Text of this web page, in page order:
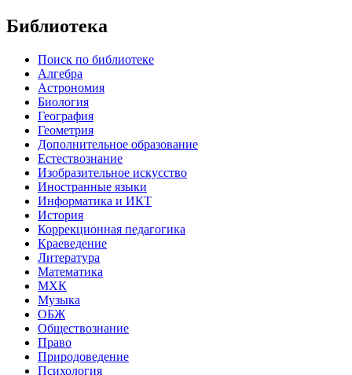
Библиотека
Поиск по библиотеке
Алгебра
Астрономия
Биология
География
Геометрия
Дополнительное образование
Естествознание
Изобразительное искусство
Иностранные языки
Информатика и ИКТ
История
Коррекционная педагогика
Краеведение
Литература
Математика
МХК
Музыка
ОБЖ
Обществознание
Право
Природоведение
Психология